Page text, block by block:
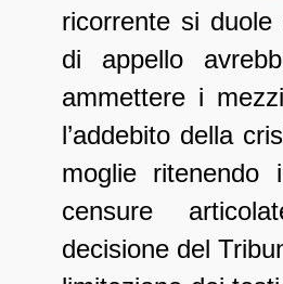
ricorrente si
di appello
ammettere i
l’addebito della
moglie ritenendo
censure
decisione del